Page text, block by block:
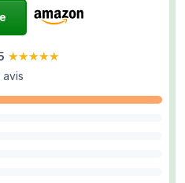
★★★★★
★★★★★
avis